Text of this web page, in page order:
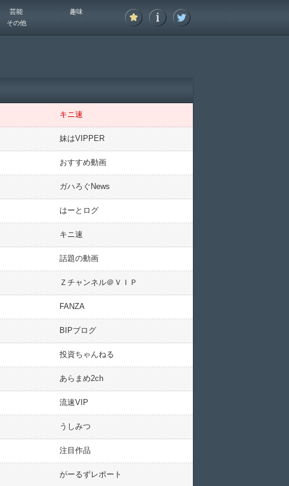
芸能
趣味
その他
キニ速
妹はVIPPER
おすすめ動画
ガハろぐNews
はーとログ
キニ速
話題の動画
Ｚチャンネル＠ＶＩＰ
FANZA
BIPブログ
投資ちゃんねる
あらまめ2ch
流速VIP
うしみつ
注目作品
がーるずレポート